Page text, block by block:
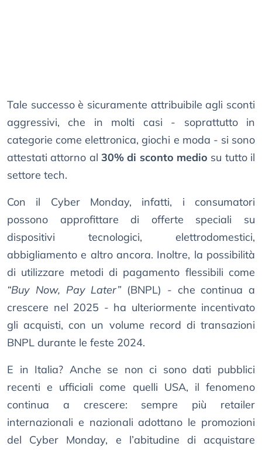
Tale successo è sicuramente attribuibile agli sconti
aggressivi, che in molti casi - soprattutto in
categorie come elettronica, giochi e moda - si sono
attestati attorno al 30% di sconto medio su tutto il
settore tech.
Con il Cyber Monday, infatti, i consumatori
possono approfittare di offerte speciali su
dispositivi tecnologici, elettrodomestici,
abbigliamento e altro ancora. Inoltre, la possibilità
di utilizzare metodi di pagamento flessibili come
“Buy Now, Pay Later”(BNPL) - che continua a
crescere nel 2025 - ha ulteriormente incentivato
gli acquisti, con un volume record di transazioni
BNPL durante le feste 2024.
E in Italia? Anche se non ci sono dati pubblici
recenti e ufficiali come quelli USA, il fenomeno
continua a crescere: sempre più retailer
internazionali e nazionali adottano le promozioni
del Cyber Monday, e l’abitudine di acquistare